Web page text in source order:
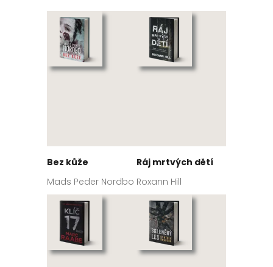
Bez kůže
Mads Peder Nordbo
Ráj mrtvých dětí
Roxann Hill